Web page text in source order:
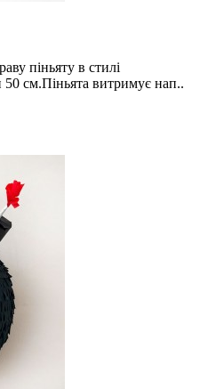
піньяту в стилі
см.Піньята витримує нап..